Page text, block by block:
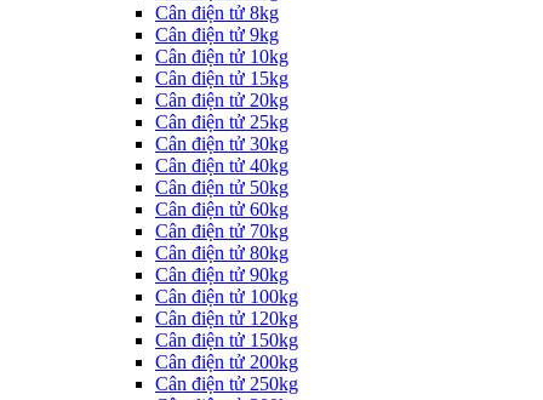
Cân điện tử 8kg
Cân điện tử 9kg
Cân điện tử 10kg
Cân điện tử 15kg
Cân điện tử 20kg
Cân điện tử 25kg
Cân điện tử 30kg
Cân điện tử 40kg
Cân điện tử 50kg
Cân điện tử 60kg
Cân điện tử 70kg
Cân điện tử 80kg
Cân điện tử 90kg
Cân điện tử 100kg
Cân điện tử 120kg
Cân điện tử 150kg
Cân điện tử 200kg
Cân điện tử 250kg